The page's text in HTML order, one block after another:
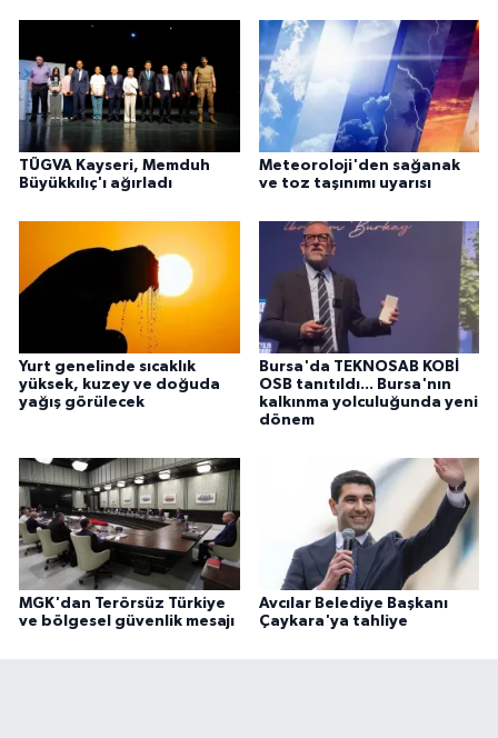
TÜGVA Kayseri, Memduh
Büyükkılıç'ı ağırladı
Meteoroloji'den sağanak
ve toz taşınımı uyarısı
Yurt genelinde sıcaklık
yüksek, kuzey ve doğuda
yağış görülecek
Bursa'da TEKNOSAB KOBİ
OSB tanıtıldı... Bursa'nın
kalkınma yolculuğunda yeni
dönem
MGK'dan Terörsüz Türkiye
ve bölgesel güvenlik mesajı
Avcılar Belediye Başkanı
Çaykara'ya tahliye